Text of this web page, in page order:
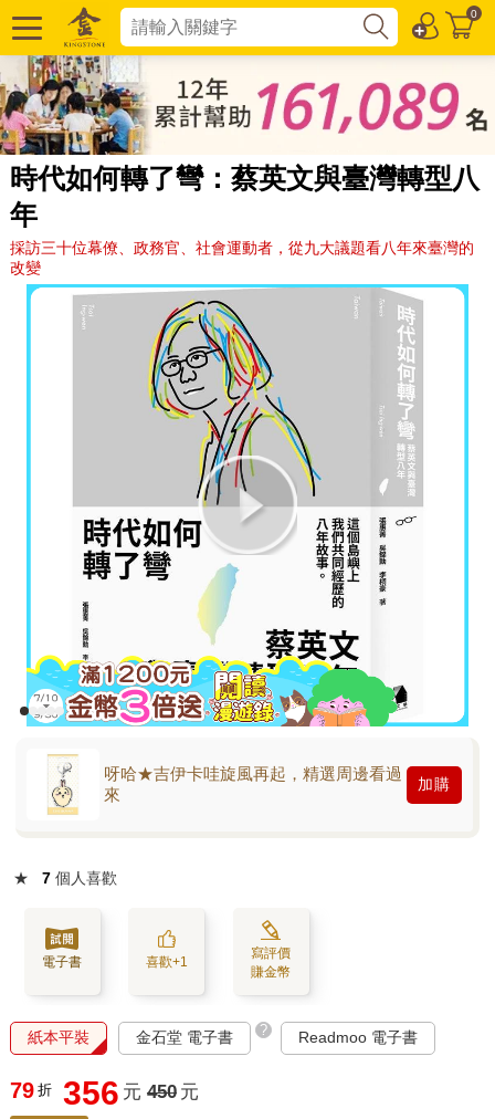
0
時代如何轉了彎：蔡英文與臺灣轉型八
年
採訪三十位幕僚、政務官、社會運動者，從九大議題看八年來臺灣的
改變
呀哈★吉伊卡哇旋風再起，精選周邊看過
來
加購
★ 7 個人喜歡
電子書 喜歡+1
寫評價
賺金幣
紙本平裝 金石堂 電子書 ? Readmoo 電子書
79 折 356 元 450 元